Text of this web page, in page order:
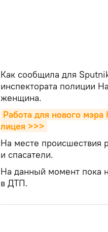
Как сообщила для
инспектората полиции
женщина.
Работа для нового
лицея >>>
На месте происшествия
и спасатели.
На данный момент пока
в ДТП.